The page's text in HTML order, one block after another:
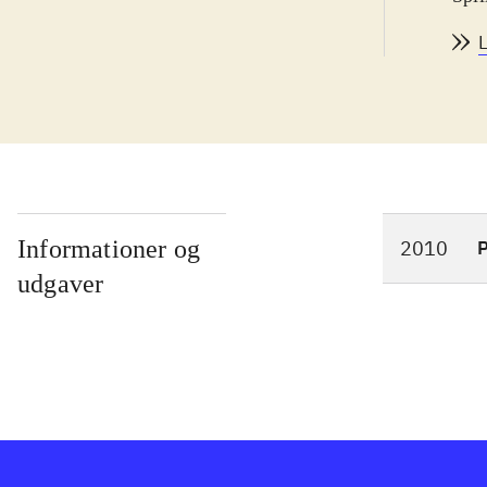
den
og
Informationer og
udgaver
2010